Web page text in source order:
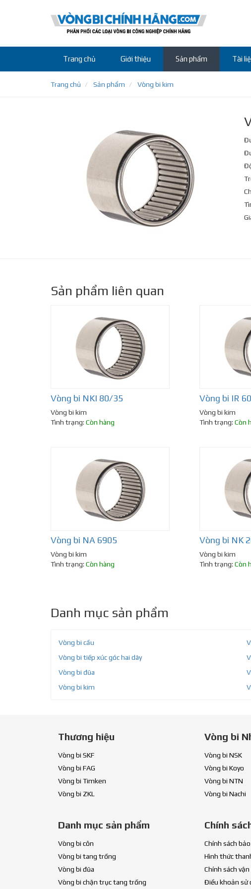
Trang chủ Giới thiệu Sản phẩm Tài
Trang chủ Sản phẩm Vòng bi kim
Sản phẩm liên quan
Vòng bi NKI 80/35
Vòng bi kim
Tình trạng: Còn hàng
Vòng bi IR
Vòng bi kim
Tình trạng: Còn
Vòng bi NA 6905
Vòng bi kim
Tình trạng: Còn hàng
Vòng bi NK
Vòng bi kim
Tình trạng: Còn
Danh mục sản phẩm
Vòng bi cầu
Vòng bi tiếp xúc góc hai dãy
Vòng bi đũa
Vòng bi kim
Thương hiệu
Vòng bi SKF
Vòng bi FAG
Vòng bi Timken
Vòng bi ZKL
Vòng bi
Vòng bi NSK
Vòng bi Koyo
Vòng bi NTN
Vòng bi Nachi
Danh mục sản phẩm
Vòng bi côn
Vòng bi tang trống
Vòng bi đũa
Vòng bi chặn trục tang trống
Chính
Chính sách
Hình thức
Chính sách vận
Điều khoản sử